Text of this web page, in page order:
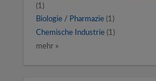
(1)
Biologie / Pharmazie (1)
Chemische Industrie (1)
mehr »